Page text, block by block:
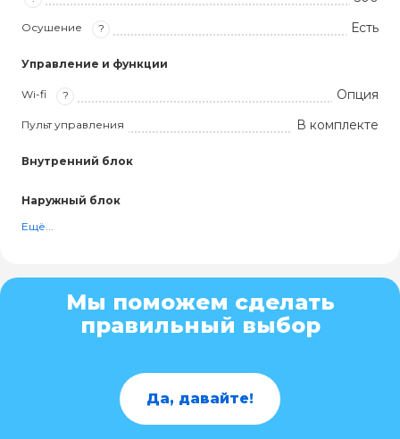
Осушение ? Есть
Управление и функции
Wi-fi ? Опция
Пульт управления В комплекте
Внутренний блок
Наружный блок
Ещё...
Мы поможем сделать
правильный выбор
Да, давайте!